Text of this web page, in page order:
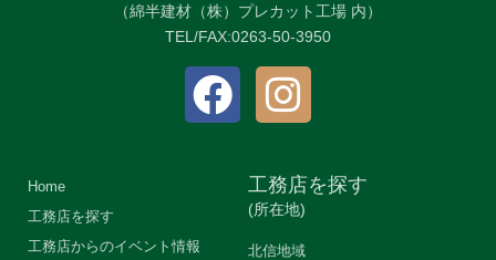
（綿半建材（株）プレカット工場 内）
TEL/FAX:0263-50-3950
Home
工務店を探す
工務店からのイベント情報
工務店を探す
(所在地)
北信地域